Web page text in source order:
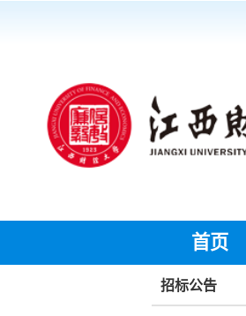
首页
招标公告